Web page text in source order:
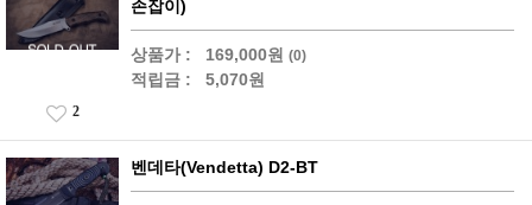
손잡이)
상품가 : 169,000원 (0)
적립금 : 5,070원
2
벤데타(Vendetta) D2-BT